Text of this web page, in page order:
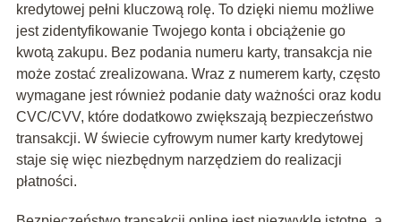
kredytowej pełni kluczową rolę. To dzięki niemu możliwe
jest zidentyfikowanie Twojego konta i obciążenie go
kwotą zakupu. Bez podania numeru karty, transakcja nie
może zostać zrealizowana. Wraz z numerem karty, często
wymagane jest również podanie daty ważności oraz kodu
CVC/CVV, które dodatkowo zwiększają bezpieczeństwo
transakcji. W świecie cyfrowym numer karty kredytowej
staje się więc niezbędnym narzędziem do realizacji
płatności.